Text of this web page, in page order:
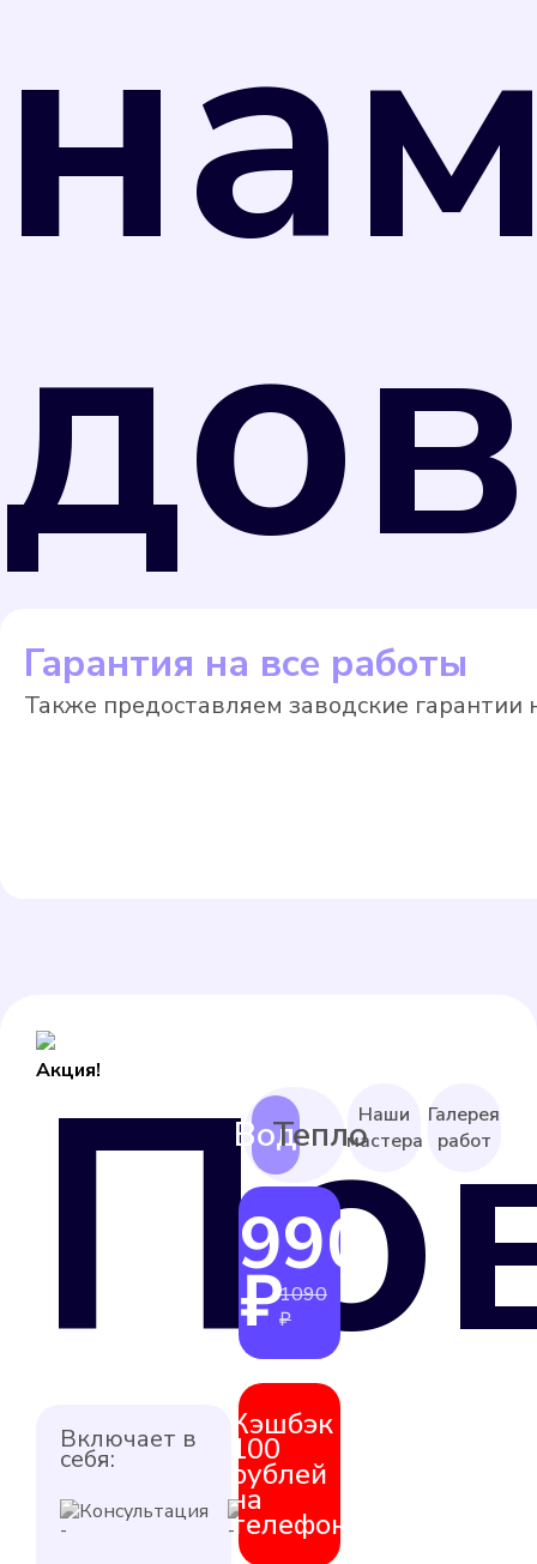
Гарантия на все работы
Также предоставляем заводские гарантии
Акция!
Включает в
себя:
Консультация
Выезд
мастера
990
₽1090
₽
Кэшбэк
100
рублей
на
телефон
Наши
мастера
Галерея
работ